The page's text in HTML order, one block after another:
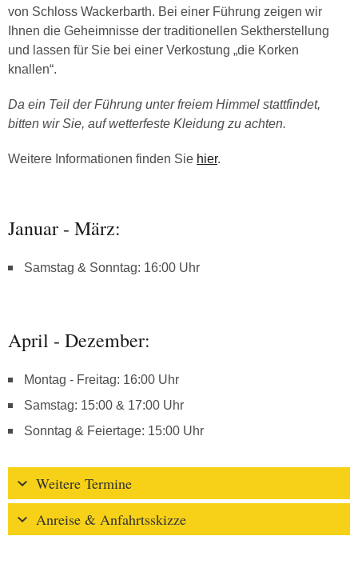
von Schloss Wackerbarth. Bei einer Führung zeigen wir
Ihnen die Geheimnisse der traditionellen Sektherstellung
und lassen für Sie bei einer Verkostung „die Korken
knallen“.
Da ein Teil der Führung unter freiem Himmel stattfindet,
bitten wir Sie, auf wetterfeste Kleidung zu achten.
Weitere Informationen finden Sie hier.
Januar - März:
Samstag & Sonntag: 16:00 Uhr
April - Dezember:
Montag - Freitag: 16:00 Uhr
Samstag: 15:00 & 17:00 Uhr
Sonntag & Feiertage: 15:00 Uhr
Weitere Termine
Anreise & Anfahrtsskizze